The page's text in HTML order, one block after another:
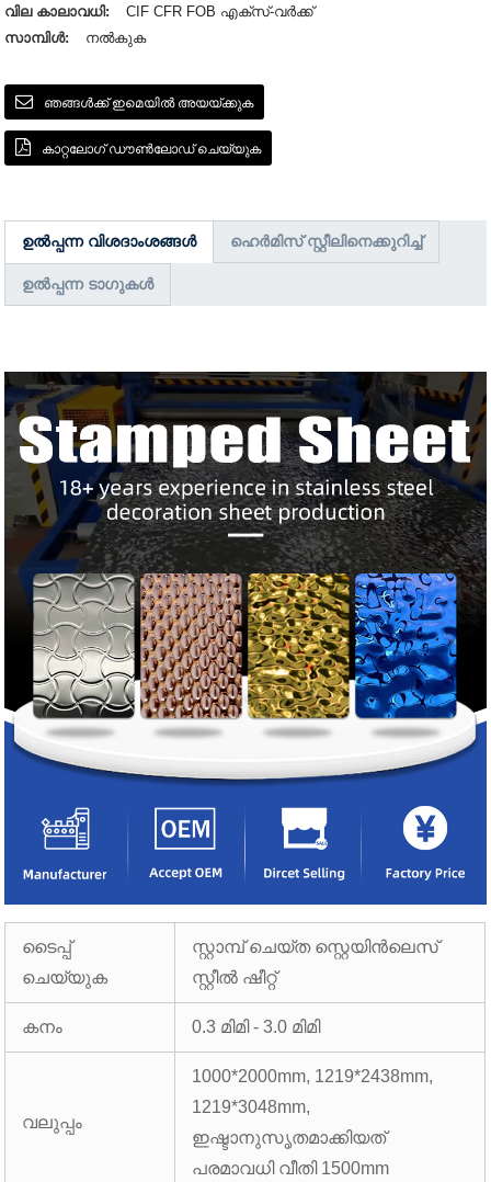
വില കാലാവധി:
CIF CFR FOB എക്സ്-വർക്ക്
സാമ്പിൾ:
നൽകുക
ഞങ്ങൾക്ക് ഇമെയിൽ അയയ്ക്കുക
കാറ്റലോഗ് ഡൗൺലോഡ് ചെയ്യുക
ഉൽപ്പന്ന വിശദാംശങ്ങൾ ഹെർമിസ് സ്റ്റീലിനെക്കുറിച്ച്
ഉൽപ്പന്ന ടാഗുകൾ
ടൈപ്പ്
ചെയ്യുക
സ്റ്റാമ്പ് ചെയ്ത സ്റ്റെയിൻലെസ്
സ്റ്റീൽ ഷീറ്റ്
കനം 0.3 മിമി - 3.0 മിമി
വലുപ്പം
1000*2000mm, 1219*2438mm,
1219*3048mm,
ഇഷ്ടാനുസൃതമാക്കിയത്
പരമാവധി വീതി 1500mm